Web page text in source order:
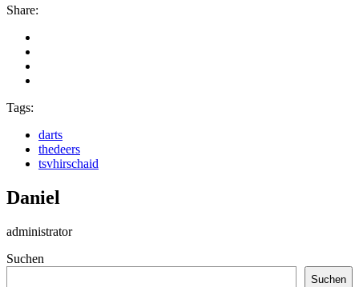
Share:
Tags:
darts
thedeers
tsvhirschaid
Daniel
administrator
Suchen
Suchen